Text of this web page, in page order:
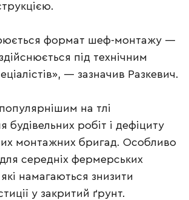
формат шеф-монтажу —
під технічним
— зазначив Разкевич.
на тлі
робіт і дефіциту
монтажних бригад. Особливо
середніх фермерських
намагаються знизити
у закритий ґрунт.